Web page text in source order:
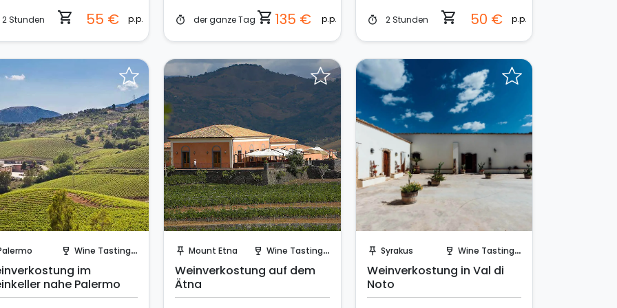
2 Stunden shopping_cart 55 € p.p. timer der ganze Tag shopping_cart 135 € p.p. timer 2 Stunden shopping_cart 50 € p.p.
wine_bar Wine Tasting and Visit
im
nahe Palermo
push_pin Mount Etna wine_bar Wine Tasting in a Cellar
Weinverkostung auf dem
Ätna
push_pin Syrakus wine_bar Wine Tasting in a Cellar
Weinverkostung in Val di
Noto